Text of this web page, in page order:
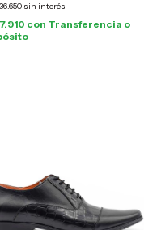
sin interés
con Transferencia o